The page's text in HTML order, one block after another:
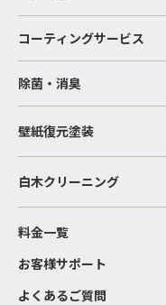
コーティングサービス
除菌・消臭
壁紙復元塗装
白木クリーニング
料金一覧
お客様サポート
よくあるご質問